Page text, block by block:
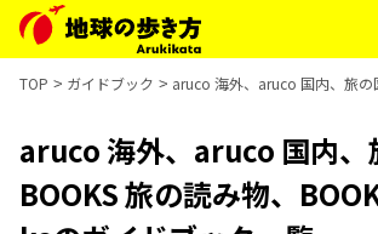
TOP ガイドブック aruco 海外、aruco 国内、旅の
aruco 海外、aruco 国内、
BOOKS 旅の読み物、